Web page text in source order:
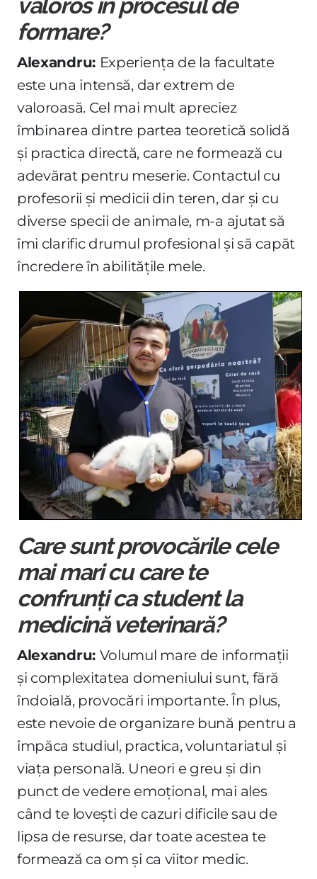
valoros în procesul de
formare?
Alexandru: Experiența de la facultate
este una intensă, dar extrem de
valoroasă. Cel mai mult apreciez
îmbinarea dintre partea teoretică solidă
și practica directă, care ne formează cu
adevărat pentru meserie. Contactul cu
profesorii și medicii din teren, dar și cu
diverse specii de animale, m-a ajutat să
îmi clarific drumul profesional și să capăt
încredere în abilitățile mele.
Care sunt provocările cele
mai mari cu care te
confrunți ca student la
medicină veterinară?
Alexandru: Volumul mare de informații
și complexitatea domeniului sunt, fără
îndoială, provocări importante. În plus,
este nevoie de organizare bună pentru a
împăca studiul, practica, voluntariatul și
viața personală. Uneori e greu și din
punct de vedere emoțional, mai ales
când te lovești de cazuri dificile sau de
lipsa de resurse, dar toate acestea te
formează ca om și ca viitor medic.